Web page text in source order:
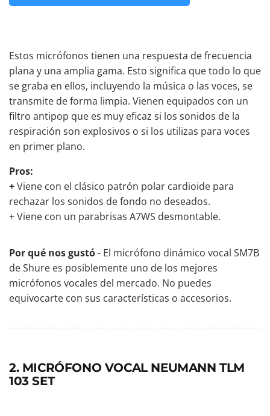
Estos micrófonos tienen una respuesta de frecuencia
plana y una amplia gama. Esto significa que todo lo que
se graba en ellos, incluyendo la música o las voces, se
transmite de forma limpia. Vienen equipados con un
filtro antipop que es muy eficaz si los sonidos de la
respiración son explosivos o si los utilizas para voces
en primer plano.
Pros:
+Viene con el clásico patrón polar cardioide para
rechazar los sonidos de fondo no deseados.
+ Viene con un parabrisas A7WS desmontable.
Por qué nos gustó- El micrófono dinámico vocal SM7B
de Shure es posiblemente uno de los mejores
micrófonos vocales del mercado. No puedes
equivocarte con sus características o accesorios.
2. MICRÓFONO VOCAL NEUMANN TLM
103 SET